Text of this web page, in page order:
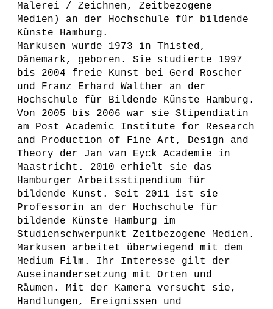
Malerei / Zeichnen, Zeitbezogene
Medien) an der Hochschule für bildende
Künste Hamburg.
Markusen wurde 1973 in Thisted,
Dänemark, geboren. Sie studierte 1997
bis 2004 freie Kunst bei Gerd Roscher
und Franz Erhard Walther an der
Hochschule für Bildende Künste Hamburg.
Von 2005 bis 2006 war sie Stipendiatin
am Post Academic Institute for Research
and Production of Fine Art, Design and
Theory der Jan van Eyck Academie in
Maastricht. 2010 erhielt sie das
Hamburger Arbeitsstipendium für
bildende Kunst. Seit 2011 ist sie
Professorin an der Hochschule für
bildende Künste Hamburg im
Studienschwerpunkt Zeitbezogene Medien.
Markusen arbeitet überwiegend mit dem
Medium Film. Ihr Interesse gilt der
Auseinandersetzung mit Orten und
Räumen. Mit der Kamera versucht sie,
Handlungen, Ereignissen und